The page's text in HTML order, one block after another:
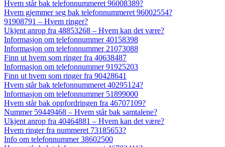
Hvem står bak telefonnummeret 96008389?
Hvem gjemmer seg bak telefonnummeret 96002554?
91908791 – Hvem ringer?
Ukjent anrop fra 48853268 – Hvem kan det være?
Informasjon om telefonnummer 40158398
Informasjon om telefonnummer 21073088
Finn ut hvem som ringer fra 40638487
Informasjon om telefonnummer 91925203
Finn ut hvem som ringer fra 90428641
Hvem står bak telefonnummeret 40295124?
Informasjon om telefonnummer 51899000
Hvem står bak oppfordringen fra 46707109?
Nummer 59449468 – Hvem står bak samtalene?
Ukjent anrop fra 40464881 – Hvem kan det være?
Hvem ringer fra nummeret 73185653?
Info om telefonnummer 38602500